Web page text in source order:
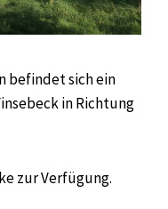
befindet sich ein
in Richtung
zur Verfügung.